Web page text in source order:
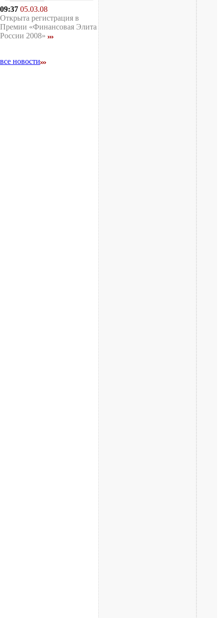
09:37 05.03.08
Открыта регистрация в
Премии «Финансовая Элита
России 2008»
все новости